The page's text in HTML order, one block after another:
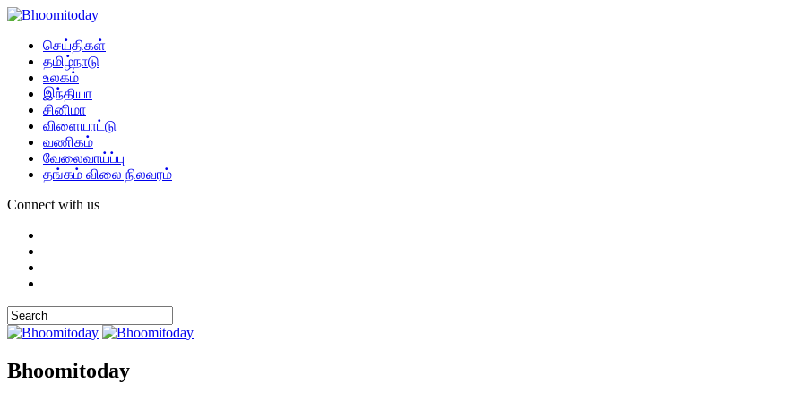
செய்திகள்
தமிழ்நாடு
உலகம்
இந்தியா
சினிமா
விளையாட்டு
வணிகம்
வேலைவாய்ப்பு
தங்கம் விலை நிலவரம்
Connect with us
Bhoomitoday